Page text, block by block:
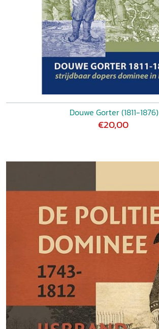
Douwe Gorter (1811-1876)
€20,00